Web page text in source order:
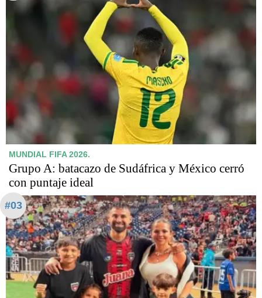
MUNDIAL FIFA 2026.
Grupo A: batacazo de Sudáfrica y México cerró
con puntaje ideal
#03